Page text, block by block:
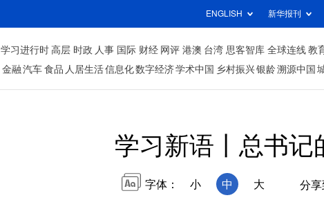
ENGLISH 新华报刊
学习进行时 高层 时政 人事 国际 财经 网评 港澳 台湾 思客智库 全球连线 教
金融 汽车 食品 人居生活信息化数字经济学术中国 乡村振兴银龄溯源中国
学习新语丨总书记
字体： 小 中 大 分享